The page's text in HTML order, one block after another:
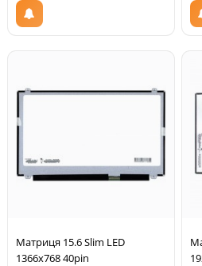
Матриця 15.6 Slim LED
1366x768 40pin